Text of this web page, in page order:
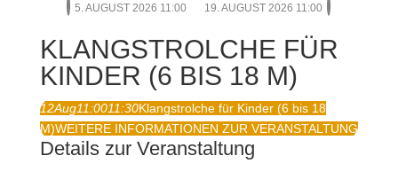
5. AUGUST 2026 11:00 19. AUGUST 2026 11:00
KLANGSTROLCHE FÜR
KINDER (6 BIS 18 M)
12Aug11:0011:30Klangstrolche für Kinder (6 bis 18
M)WEITERE INFORMATIONEN ZUR VERANSTALTUNG
Details zur Veranstaltung